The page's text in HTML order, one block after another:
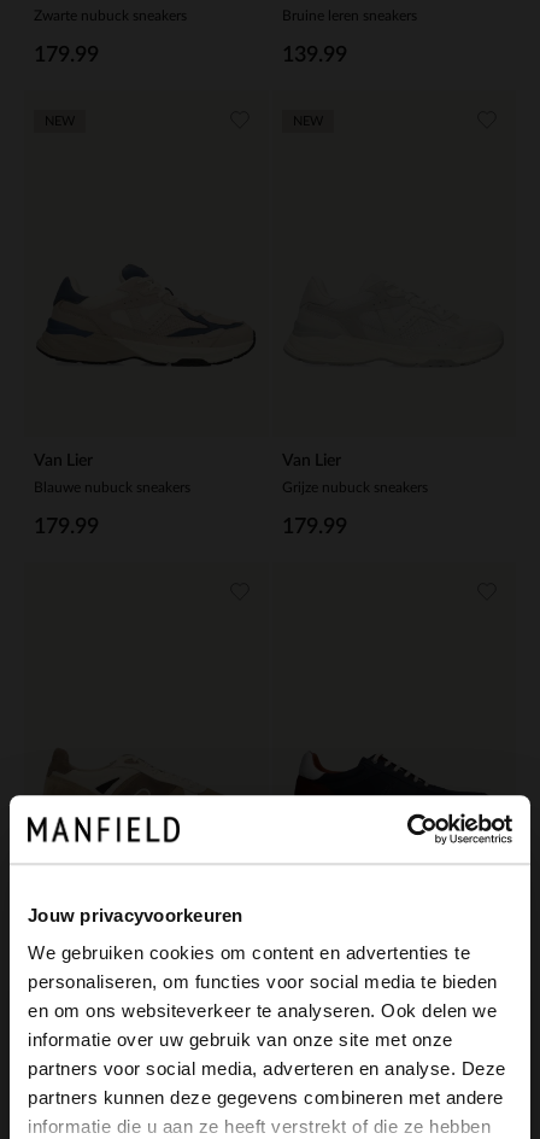
Jouw privacyvoorkeuren
We gebruiken cookies om content en advertenties te
personaliseren, om functies voor social media te bieden
en om ons websiteverkeer te analyseren. Ook delen we
informatie over uw gebruik van onze site met onze
partners voor social media, adverteren en analyse. Deze
partners kunnen deze gegevens combineren met andere
informatie die u aan ze heeft verstrekt of die ze hebben
Zwarte nubuck sneakers
179.99
Bruine leren sneakers
139.99
Van Lier
Blauwe nubuck sneakers
179.99
Van Lier
Grijze nubuck sneakers
179.99
Taupe suède sneakers Blauwe nubuck sneakers
NEW
×
View this website in English?
It looks like your language isn't Dutch. Would
you like to switch to English?